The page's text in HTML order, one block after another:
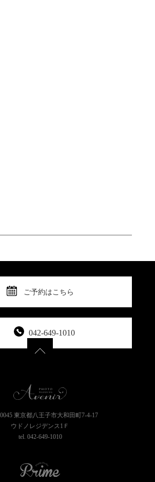
ご予約はこちら
042-649-1010
東京都八王子市大和田町7-4-17
ウドノレジデンス1Ｆ
tel. 042-649-1010